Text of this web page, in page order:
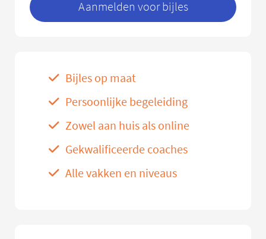
Aanmelden voor bijles
Bijles op maat
Persoonlijke begeleiding
Zowel aan huis als online
Gekwalificeerde coaches
Alle vakken en niveaus